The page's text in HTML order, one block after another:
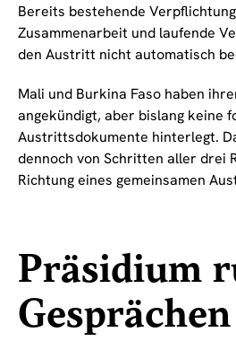
Bereits bestehende
Zusammenarbeit und laufende
den Austritt nicht automatisch
Mali und Burkina Faso haben
angekündigt, aber bislang keine
Austrittsdokumente hinterlegt.
dennoch von Schritten aller drei
Richtung eines gemeinsamen
Präsidium